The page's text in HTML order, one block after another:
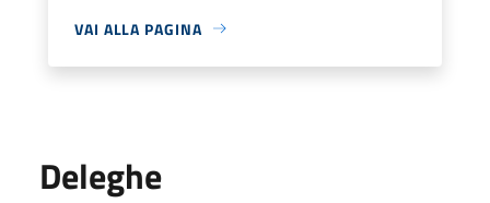
VAI ALLA PAGINA
Deleghe